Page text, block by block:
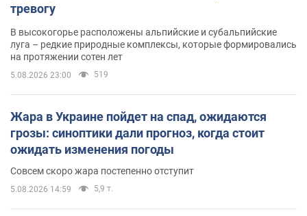
тревогу
В высокогорье расположены альпийские и субальпийские
луга – редкие природные комплексы, которые формировались
на протяжении сотен лет
5.08.2026 23:00 519
Жара в Украине пойдет на спад, ожидаются
грозы: синоптики дали прогноз, когда стоит
ожидать изменения погоды
Совсем скоро жара постепенно отступит
5.08.2026 14:59 5,9 т.